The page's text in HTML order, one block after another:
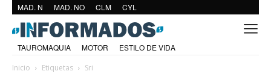
MAD. N MAD. NO CLM CYL
TAUROMAQUIA MOTOR
ESTILO DE VIDA
Inicio
Etiquetas Sri